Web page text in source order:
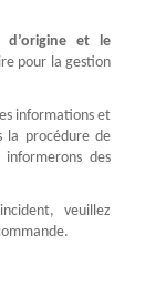
d’origine et le
pour la gestion
informations et
la procédure de
des
veuillez